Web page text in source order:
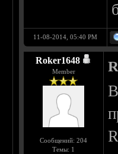
11-08-2014, 05:40 PM
Roker1648
Member
Сообщений: 204
Темы: 1